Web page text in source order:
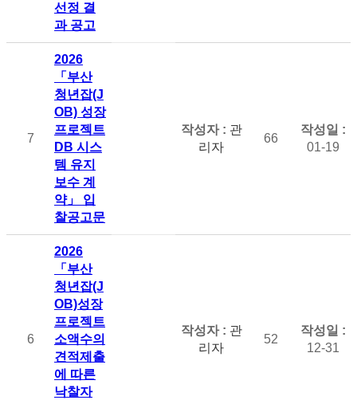
선정 결
과 공고
7
2026
「부산
청년잡(J
OB) 성장
프로젝트
DB 시스
템 유지
보수 계
약」 입
찰공고문
관
리자
66
01-19
6
2026
「부산
청년잡(J
OB)성장
프로젝트
소액수의
견적제출
에 따른
낙찰자
관
리자
52
12-31